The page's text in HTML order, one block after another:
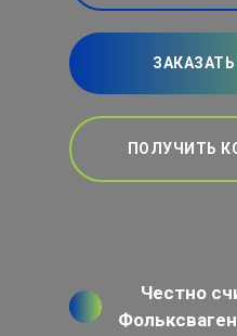
ПОЛУЧИТЬ
Честно